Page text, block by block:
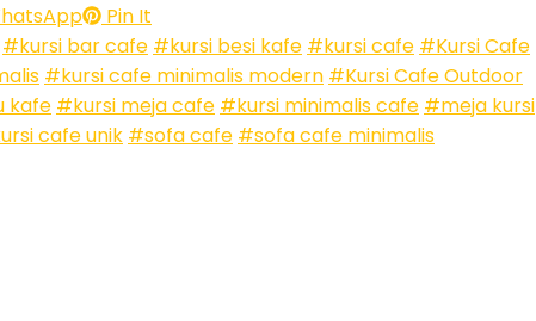
Pin It
#kursi bar cafe #kursi besi kafe #kursi cafe #Kursi Cafe
#kursi cafe minimalis modern #Kursi Cafe Outdoor
kafe #kursi meja cafe #kursi minimalis cafe #meja kursi
cafe unik #sofa cafe #sofa cafe minimalis